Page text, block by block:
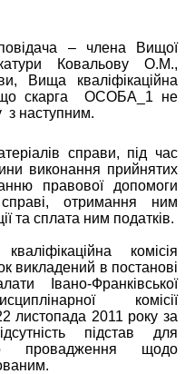
– члена Вищої
Ковальову О.М.,
Вища кваліфікаційна
скарга
ОСОБА_1 не
з наступним.
справи, під час
виконання прийнятих
правової допомоги
отримання ним
та сплата ним податків.
комісія
викладений в постанові
Івано-Франківської
комісії
листопада 2011 року за
підстав для
провадження щодо